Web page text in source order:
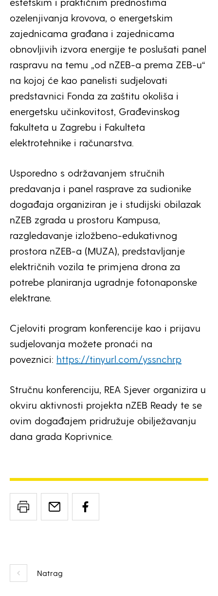
Natrag
ozelenjivanja krovova, o energetskim
zajednicama građana i zajednicama
obnovljivih izvora energije te poslušati panel
raspravu na temu „od nZEB-a prema ZEB-u“
na kojoj će kao panelisti sudjelovati
predstavnici Fonda za zaštitu okoliša i
energetsku učinkovitost, Građevinskog
fakulteta u Zagrebu i Fakulteta
elektrotehnike i računarstva.
Usporedno s održavanjem stručnih
predavanja i panel rasprave za sudionike
događaja organiziran je i studijski obilazak
nZEB zgrada u prostoru Kampusa,
razgledavanje izložbeno-edukativnog
prostora nZEB-a (MUZA), predstavljanje
električnih vozila te primjena drona za
potrebe planiranja ugradnje fotonaponske
elektrane.
Cjeloviti program konferencije kao i prijavu
sudjelovanja možete pronaći na
poveznici: https://tinyurl.com/yssnchrp
Stručnu konferenciju, REA Sjever organizira u
okviru aktivnosti projekta nZEB Ready te se
ovim događajem pridružuje obilježavanju
dana grada Koprivnice.